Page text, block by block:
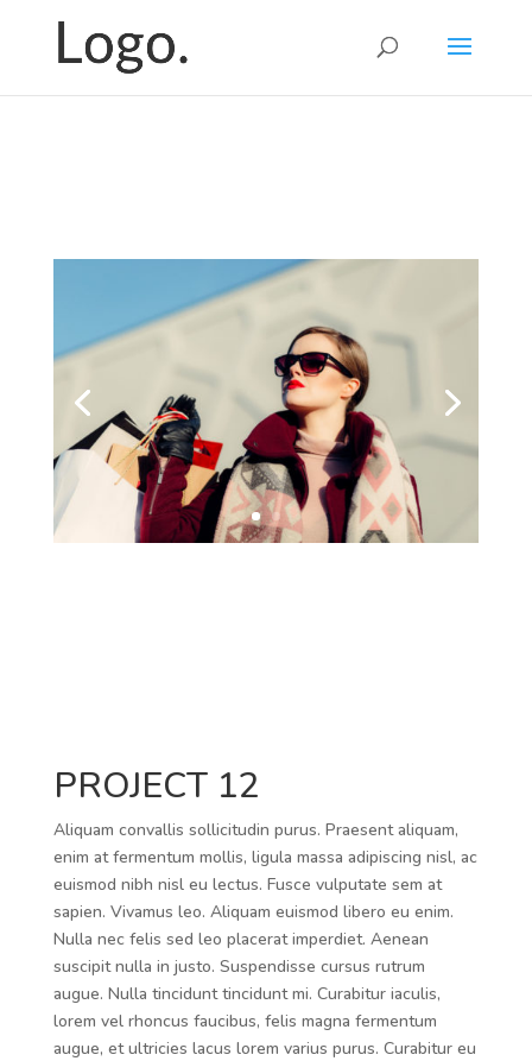
PROJECT 12
Aliquam convallis sollicitudin purus. Praesent aliquam,
enim at fermentum mollis, ligula massa adipiscing nisl, ac
euismod nibh nisl eu lectus. Fusce vulputate sem at
sapien. Vivamus leo. Aliquam euismod libero eu enim.
Nulla nec felis sed leo placerat imperdiet. Aenean
suscipit nulla in justo. Suspendisse cursus rutrum
augue. Nulla tincidunt tincidunt mi. Curabitur iaculis,
lorem vel rhoncus faucibus, felis magna fermentum
augue, et ultricies lacus lorem varius purus. Curabitur eu